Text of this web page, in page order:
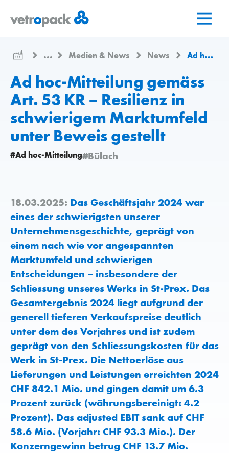
Startseite
Inhalt
Kontakt
...
Medien & News News Ad hoc-Mitteilung gemäss Art. 53 KR – Resilienz in schwierigem Marktumfeld unter Beweis gestellt
Ad hoc-Mitteilung gemäss
Art. 53 KR – Resilienz in
schwierigem Marktumfeld
unter Beweis gestellt
#Ad hoc-Mitteilung#Bülach
18.03.2025: Das Geschäftsjahr 2024 war
eines der schwierigsten unserer
Unternehmensgeschichte, geprägt von
einem nach wie vor angespannten
Marktumfeld und schwierigen
Entscheidungen – insbesondere der
Schliessung unseres Werks in St-Prex. Das
Gesamtergebnis 2024 liegt aufgrund der
generell tieferen Verkaufspreise deutlich
unter dem des Vorjahres und ist zudem
geprägt von den Schliessungskosten für das
Werk in St-Prex. Die Nettoerlöse aus
Lieferungen und Leistungen erreichten 2024
CHF 842.1 Mio. und gingen damit um 6.3
Prozent zurück (währungsbereinigt: 4.2
Prozent). Das adjusted EBIT sank auf CHF
58.6 Mio. (Vorjahr: CHF 93.3 Mio.). Der
Konzerngewinn betrug CHF 13.7 Mio.